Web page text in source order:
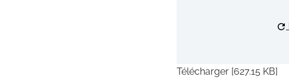
Télécharger [627.15 KB]